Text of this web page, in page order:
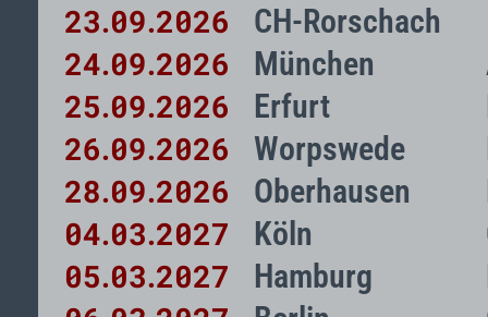
23.09.2026 CH-Rorschach
24.09.2026 München
25.09.2026 Erfurt
26.09.2026 Worpswede
28.09.2026 Oberhausen
04.03.2027 Köln
05.03.2027 Hamburg